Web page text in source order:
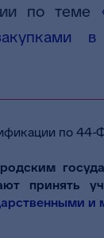
по теме
принять